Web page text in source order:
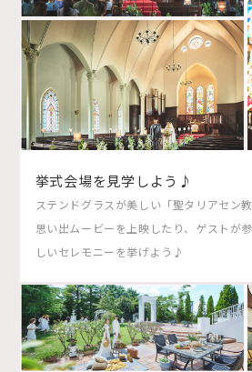
挙式会場を見学しよう♪
ステンドグラスが美しい「聖タリアセン
思い出ムービーを上映したり、ゲストが
しいセレモニーを挙げよう♪